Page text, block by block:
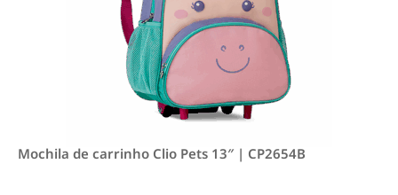
Mochila de carrinho Clio Pets 13″ | CP2654B